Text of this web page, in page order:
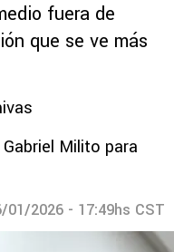
fuera de
que se ve más
Milito para
2026 - 17:49hs CST